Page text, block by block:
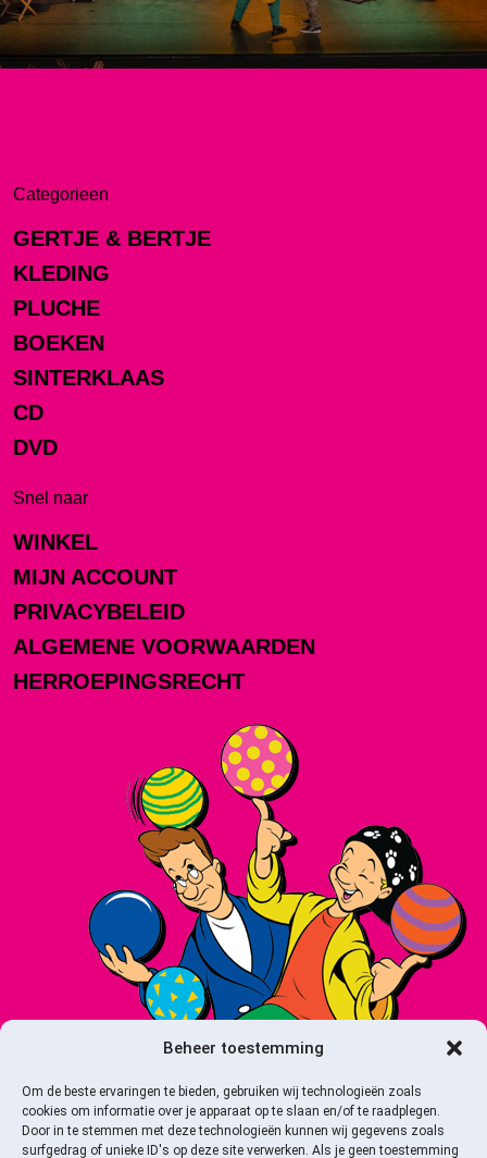
Beheer toestemming
Om de beste ervaringen te bieden, gebruiken wij technologieën zoals
cookies om informatie over je apparaat op te slaan en/of te raadplegen.
Door in te stemmen met deze technologieën kunnen wij gegevens zoals
surfgedrag of unieke ID's op deze site verwerken. Als je geen toestemming
Categorieen
GERTJE & BERTJE
KLEDING
PLUCHE
BOEKEN
SINTERKLAAS
CD
DVD
Snel naar
WINKEL
MIJN ACCOUNT
PRIVACYBELEID
ALGEMENE VOORWAARDEN
HERROEPINGSRECHT